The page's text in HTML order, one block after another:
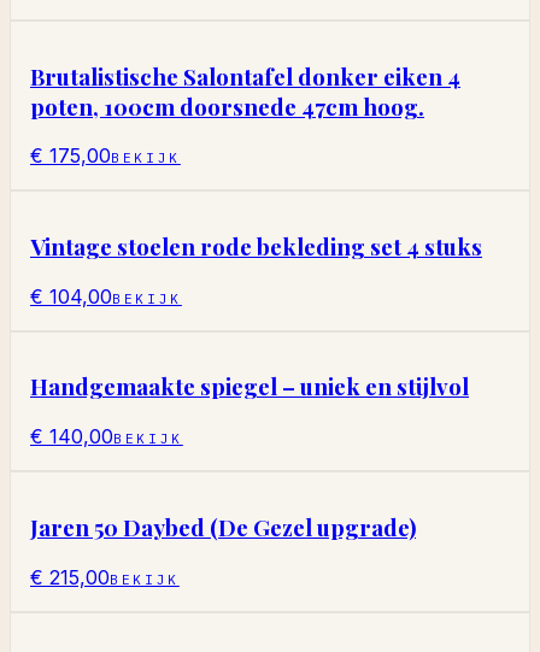
Brutalistische Salontafel donker eiken 4
poten, 100cm doorsnede 47cm hoog.
€ 175,00BEKIJK
Vintage stoelen rode bekleding set 4 stuks
€ 104,00BEKIJK
Handgemaakte spiegel – uniek en stijlvol
€ 140,00BEKIJK
Jaren 50 Daybed (De Gezel upgrade)
€ 215,00BEKIJK